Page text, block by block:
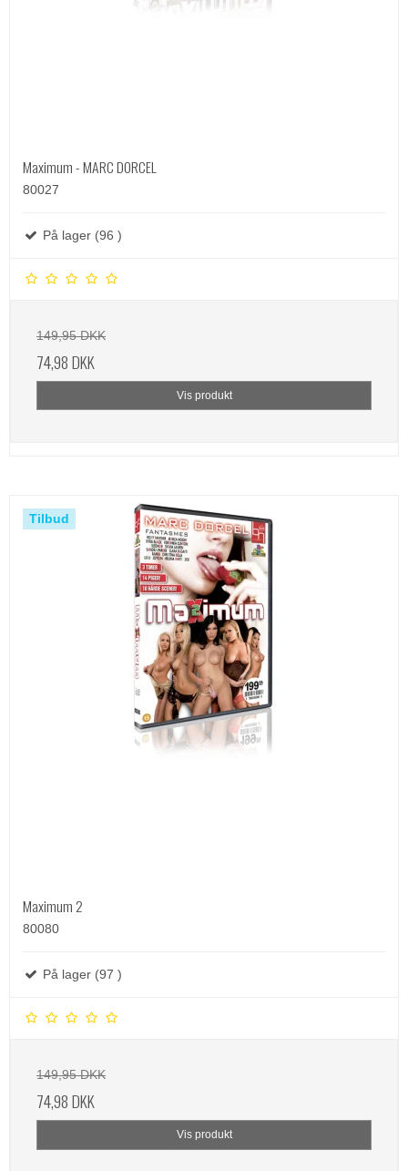
Maximum - MARC DORCEL
80027
På lager (96 )
149,95 DKK
74,98 DKK
Vis produkt
Tilbud
Maximum 2
80080
På lager (97 )
149,95 DKK
74,98 DKK
Vis produkt